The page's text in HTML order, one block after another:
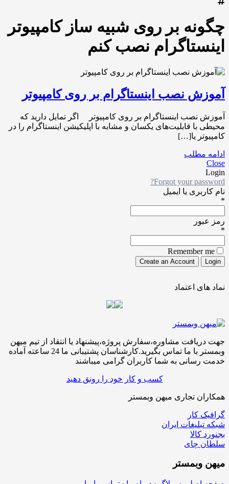
چگونه بر روی شبیه ساز کامپیوتر
اینستاگرام نصب کنم
آموزش نصب اینستاگرام بر روی کامپیوتر
آموزش نصب اینستاگرام بر روی کامپیوتر اگر تمایل دارید که
محیطی با قابلیت‌های یکسان و مشابه با اپلیکیشن اینستاگرام را در
کامپیوتر یا[…]
ادامه مطلب
Close
Login
Forgot your password?
نام کاربری یا ایمیل
*
رمز عبور
*
Remember me
نماد های اعتماد
جهت دریافت مشاوره،سفارش پروژه،پیشنهاد یا انتقاد از تیم میهن
وبمستر با ما تماس بگیرید.کارشناسان پشتیبانی ما 24 ساعته آماده
خدمت رسانی به شما کاربران گرامی میباشند
کسب و کار خود را رونق دهید
همکاران تجاری میهن وبمستر
گرافیک کار
شبکه تبلیغات ایران
بجنورد کالا
سلطان چای
میهن وبمستر